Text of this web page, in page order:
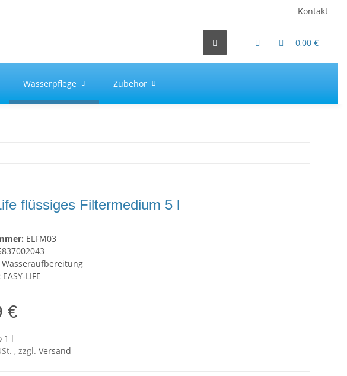
Kontakt
0,00 €
Wasserpflege Zubehör
flüssiges Filtermedium 5 l
ELFM03
Wasseraufbereitung
EASY-LIFE
€
1 l
, zzgl. Versand